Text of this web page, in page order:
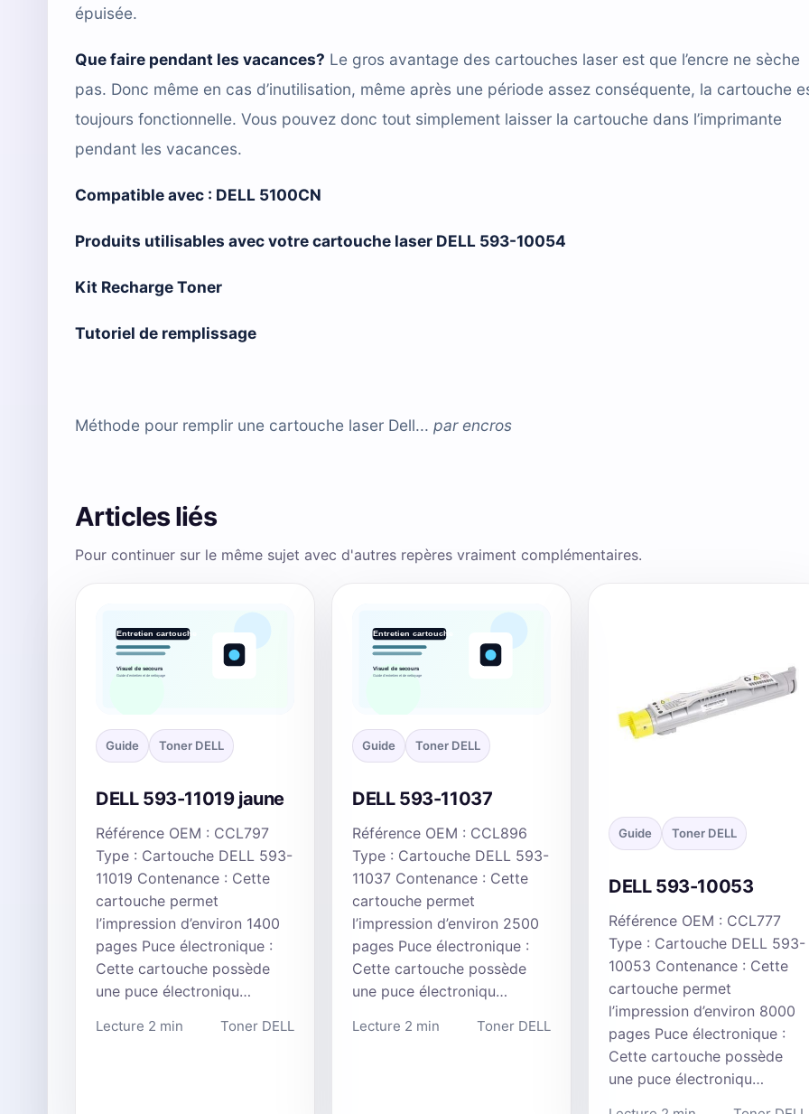
épuisée.
Que faire pendant les vacances? Le gros avantage des cartouches laser est que l’encre ne sèche
pas. Donc même en cas d’inutilisation, même après une période assez conséquente, la cartouche
toujours fonctionnelle. Vous pouvez donc tout simplement laisser la cartouche dans l’imprimante
pendant les vacances.
Compatible avec : DELL 5100CN
Produits utilisables avec votre cartouche laser DELL 593-10054
Kit Recharge Toner
Tutoriel de remplissage
Méthode pour remplir une cartouche laser Dell... parencros
Articles liés
Pour continuer sur le même sujet avec d'autres repères vraiment complémentaires.
Guide Toner DELL
DELL 593-11019 jaune
Référence OEM : CCL797
Type : Cartouche DELL 593-
11019 Contenance : Cette
cartouche permet
l’impression d’environ 1400
pages Puce électronique :
Cette cartouche possède
une puce électroniqu…
Lecture 2 min Toner DELL
Guide Toner DELL
DELL 593-11037
Référence OEM : CCL896
Type : Cartouche DELL 593-
11037 Contenance : Cette
cartouche permet
l’impression d’environ 2500
pages Puce électronique :
Cette cartouche possède
une puce électroniqu…
Lecture 2 min Toner DELL
Guide Toner DELL
DELL 593-10053
Référence OEM : CCL777
Type : Cartouche DELL 593-
10053 Contenance : Cette
cartouche permet
l’impression d’environ 8000
pages Puce électronique :
Cette cartouche possède
une puce électroniqu…